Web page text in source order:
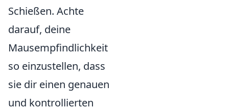
Schießen. Achte
darauf, deine
Mausempfindlichkeit
so einzustellen, dass
sie dir einen genauen
und kontrollierten